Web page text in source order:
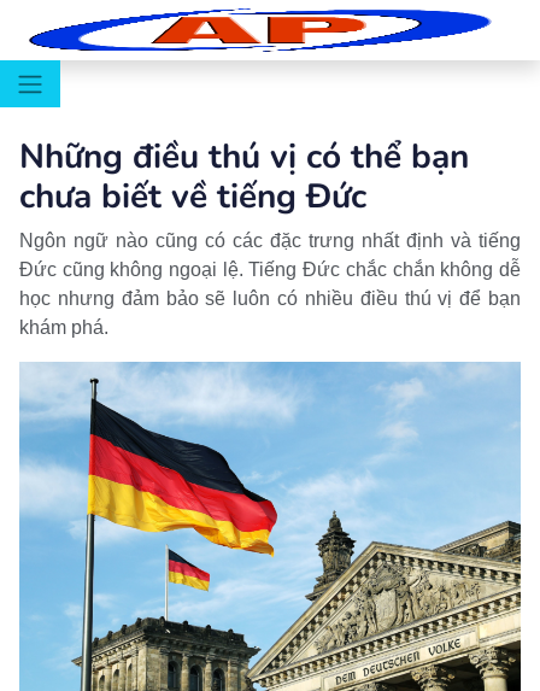
Những điều thú vị có thể bạn
chưa biết về tiếng Đức
Ngôn ngữ nào cũng có các đặc trưng nhất định và tiếng
Đức cũng không ngoại lệ. Tiếng Đức chắc chắn không dễ
học nhưng đảm bảo sẽ luôn có nhiều điều thú vị để bạn
khám phá.